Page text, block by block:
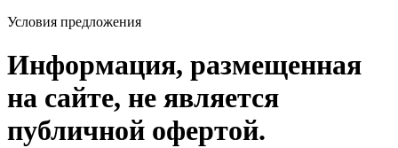
Условия предложения
Информация, размещенная
на сайте, не является
публичной офертой.